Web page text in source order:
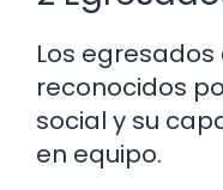
Los egresados
reconocidos
social y su
en equipo.